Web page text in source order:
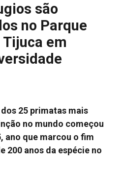
são
no Parque
em
25 primatas mais
no mundo começou
ano que marcou o fim
200 anos da espécie no